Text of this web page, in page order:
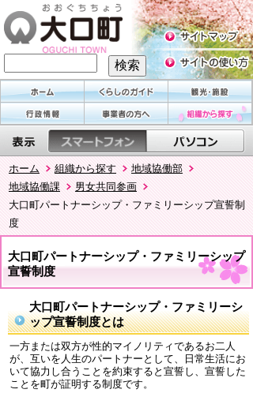
ホーム 組織から探す
地域協働部
地域協働課
男女共同参画
大口町パートナーシップ・ファミリーシップ宣誓制
度
大口町パートナーシップ・ファミリーシップ
宣誓制度
大口町パートナーシップ・ファミリーシ
ップ宣誓制度とは
一方または双方が性的マイノリティであるお二人
が、互いを人生のパートナーとして、日常生活にお
いて協力し合うことを約束すると宣誓し、宣誓した
ことを町が証明する制度です。